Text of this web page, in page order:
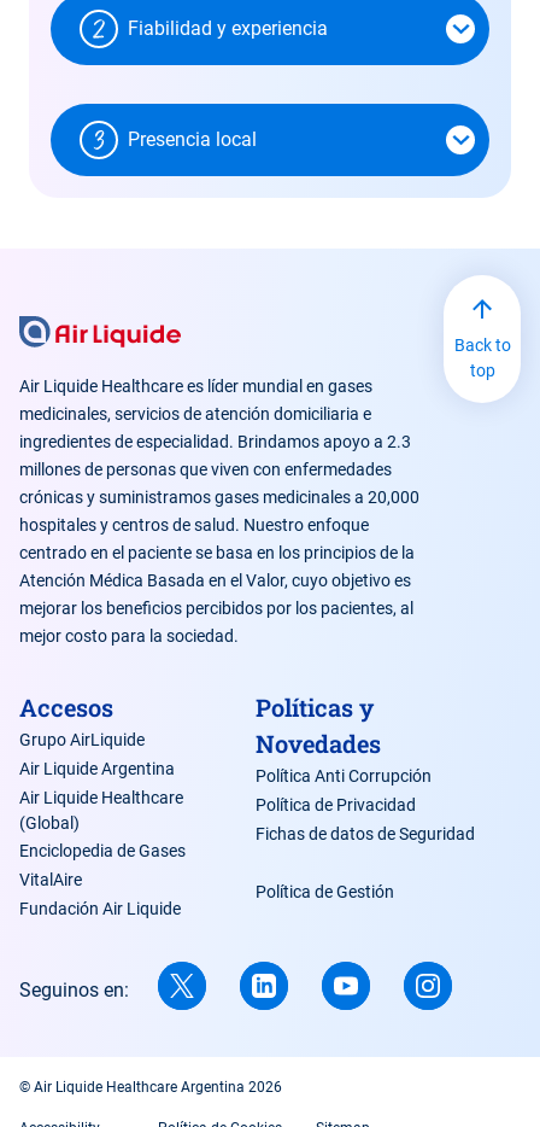
Fiabilidad y experiencia
Presencia local
Air Liquide Healthcare es líder mundial en gases
medicinales, servicios de atención domiciliaria e
ingredientes de especialidad. Brindamos apoyo a 2.3
millones de personas que viven con enfermedades
crónicas y suministramos gases medicinales a 20,000
hospitales y centros de salud. Nuestro enfoque
centrado en el paciente se basa en los principios de la
Atención Médica Basada en el Valor, cuyo objetivo es
mejorar los beneficios percibidos por los pacientes, al
mejor costo para la sociedad.
Accesos
Grupo AirLiquide
Air Liquide Argentina
Air Liquide Healthcare
(Global)
Enciclopedia de Gases
VitalAire
Fundación Air Liquide
Políticas y
Novedades
Política Anti Corrupción
Política de Privacidad
Fichas de datos de Seguridad
Política de Gestión
Seguinos en:
Back to
top
© Air Liquide Healthcare Argentina 2026